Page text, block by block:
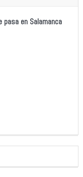
pasa en Salamanca